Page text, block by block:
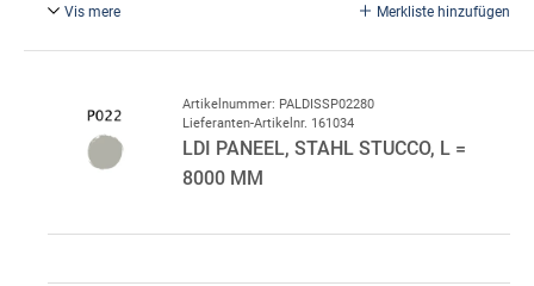
Vis mere Merkliste hinzufügen
Schwarz P015/P010.
Bitte im Bemerkungsfeld beim Kauf angeben, wenn eine
andere Innenfarbe gewünscht wird.
Artikelnummer: PALDISSP02280
Lieferanten-Artikelnr. 161034
LDI PANEEL, STAHL STUCCO, L =
8000 MM